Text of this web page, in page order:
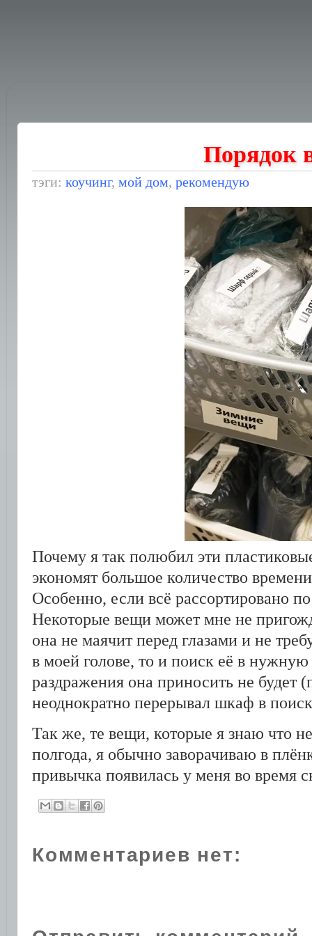
Порядок
тэги: коучинг, мой дом, рекомендую
Почему я так полюбил эти
экономят большое количество
Особенно, если всё рассортировано
Некоторые вещи может мне не
она не маячит перед глазами и не
в моей голове, то и поиск её в
раздражения она приносить не будет
неоднократно перерывал шкаф в
Так же, те вещи, которые я знаю что
полгода, я обычно заворачиваю в
привычка появилась у меня во время
Комментариев нет: